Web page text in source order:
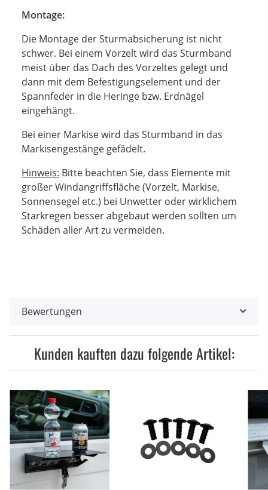
Montage:
Die Montage der Sturmabsicherung ist nicht
schwer. Bei einem Vorzelt wird das Sturmband
meist über das Dach des Vorzeltes gelegt und
dann mit dem Befestigungselement und der
Spannfeder in die Heringe bzw. Erdnägel
eingehängt.
Bei einer Markise wird das Sturmband in das
Markisengestänge gefädelt.
Hinweis: Bitte beachten Sie, dass Elemente mit
großer Windangriffsfläche (Vorzelt, Markise,
Sonnensegel etc.) bei Unwetter oder wirklichem
Starkregen besser abgebaut werden sollten um
Schäden aller Art zu vermeiden.
Bewertungen
Kunden kauften dazu folgende Artikel: